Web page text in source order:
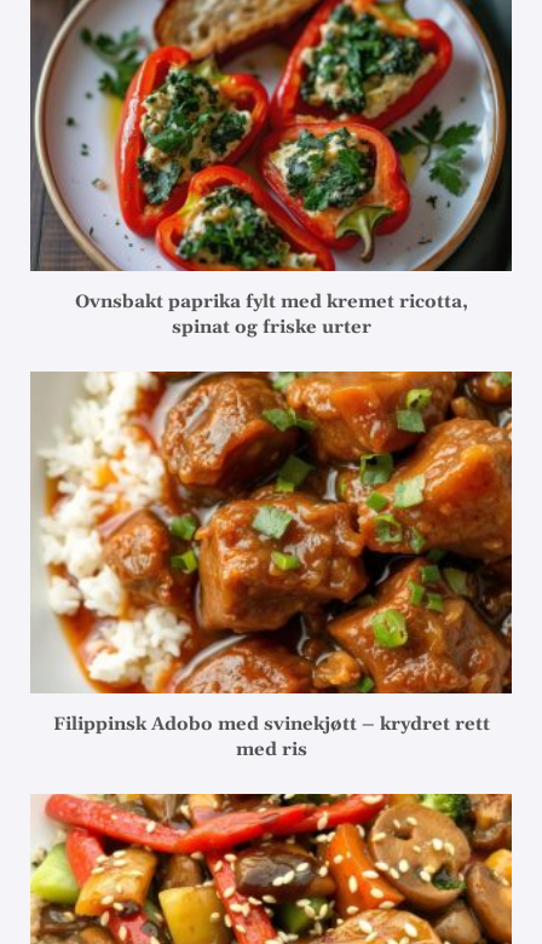
Ovnsbakt paprika fylt med kremet ricotta,
spinat og friske urter
Filippinsk Adobo med svinekjøtt – krydret rett
med ris